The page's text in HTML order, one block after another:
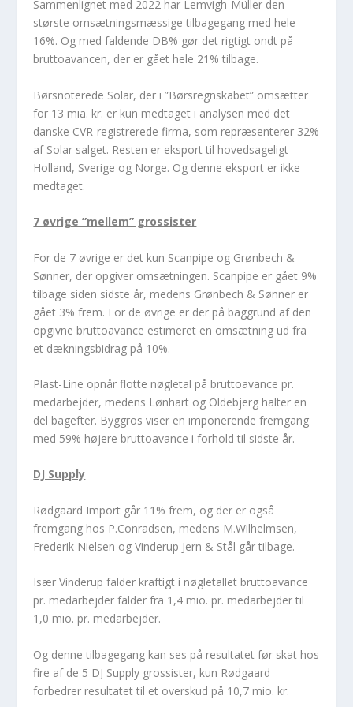
Sammenlignet med 2022 har Lemvigh-Müller den
største omsætningsmæssige tilbagegang med hele
16%. Og med faldende DB% gør det rigtigt ondt på
bruttoavancen, der er gået hele 21% tilbage.
Børsnoterede Solar, der i ”Børsregnskabet” omsætter
for 13 mia. kr. er kun medtaget i analysen med det
danske CVR-registrerede firma, som repræsenterer 32%
af Solar salget. Resten er eksport til hovedsageligt
Holland, Sverige og Norge. Og denne eksport er ikke
medtaget.
7 øvrige ”mellem” grossister
For de 7 øvrige er det kun Scanpipe og Grønbech &
Sønner, der opgiver omsætningen. Scanpipe er gået 9%
tilbage siden sidste år, medens Grønbech & Sønner er
gået 3% frem. For de øvrige er der på baggrund af den
opgivne bruttoavance estimeret en omsætning ud fra
et dækningsbidrag på 10%.
Plast-Line opnår flotte nøgletal på bruttoavance pr.
medarbejder, medens Lønhart og Oldebjerg halter en
del bagefter. Byggros viser en imponerende fremgang
med 59% højere bruttoavance i forhold til sidste år.
DJ Supply
Rødgaard Import går 11% frem, og der er også
fremgang hos P.Conradsen, medens M.Wilhelmsen,
Frederik Nielsen og Vinderup Jern & Stål går tilbage.
Især Vinderup falder kraftigt i nøgletallet bruttoavance
pr. medarbejder falder fra 1,4 mio. pr. medarbejder til
1,0 mio. pr. medarbejder.
Og denne tilbagegang kan ses på resultatet før skat hos
fire af de 5 DJ Supply grossister, kun Rødgaard
forbedrer resultatet til et overskud på 10,7 mio. kr.